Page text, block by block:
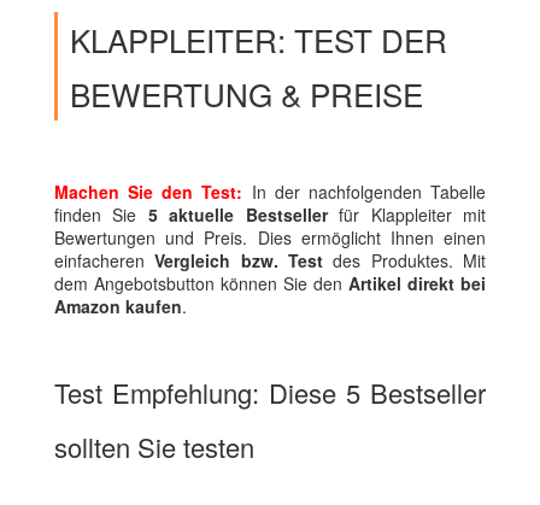
KLAPPLEITER: TEST DER
BEWERTUNG & PREISE
Machen Sie den Test: In der nachfolgenden Tabelle
finden Sie 5 aktuelle Bestsellerfür Klappleiter mit
Bewertungen und Preis. Dies ermöglicht Ihnen einen
einfacherenVergleich bzw. Test des Produktes. Mit
dem Angebotsbutton können Sie den Artikel direkt bei
Amazon kaufen.
Test Empfehlung: Diese 5 Bestseller
sollten Sie testen